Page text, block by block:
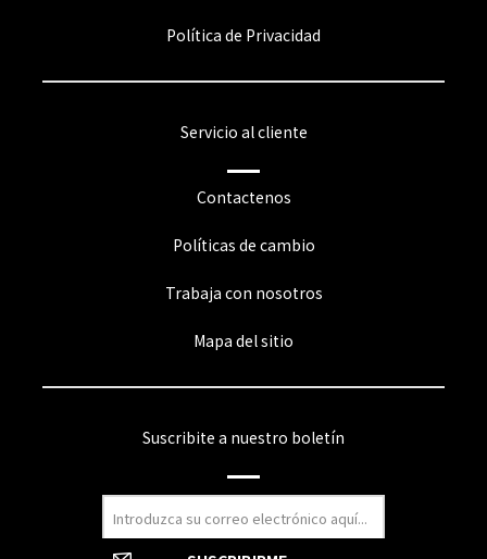
Política de Privacidad
Servicio al cliente
Contactenos
Políticas de cambio
Trabaja con nosotros
Mapa del sitio
Suscribite a nuestro boletín